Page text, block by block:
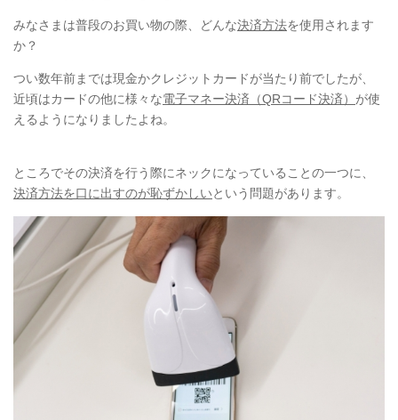
みなさまは普段のお買い物の際、どんな決済方法を使用されます
か？
つい数年前までは現金かクレジットカードが当たり前でしたが、
近頃はカードの他に様々な電子マネー決済（QRコード決済） が使
えるようになりましたよね。
ところでその決済を行う際にネックになっていることの一つに、
決済方法を口に出すのが恥ずかしいという問題があります。